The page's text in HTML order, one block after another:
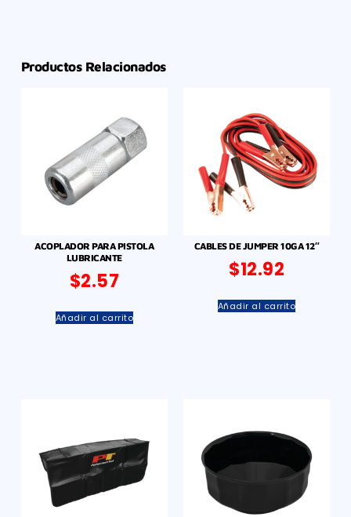
Productos Relacionados
ACOPLADOR PARA PISTOLA
LUBRICANTE
$2.57
Añadir al carrito
CABLES DE JUMPER 10GA 12″
$12.92
Añadir al carrito